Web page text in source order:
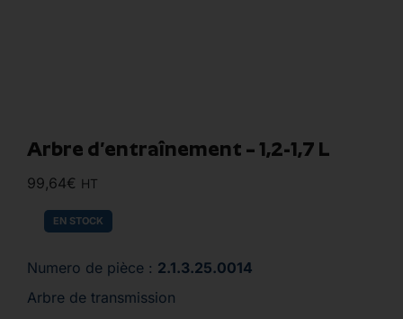
Arbre d’entraînement – 1,2-1,7 L
99,64€ HT
EN STOCK
Numero de pièce : 2.1.3.25.0014
Arbre de transmission